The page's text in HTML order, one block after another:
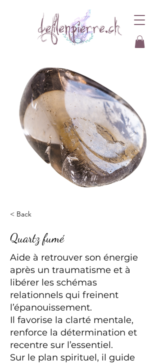
< Back
Quartz fumé
Aide à retrouver son énergie
après un traumatisme et à
libérer les schémas
relationnels qui freinent
l’épanouissement.
Il favorise la clarté mentale,
renforce la détermination et
recentre sur l’essentiel.
Sur le plan spirituel, il guide